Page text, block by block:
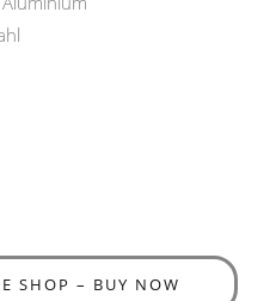
SHOP – BUY NOW